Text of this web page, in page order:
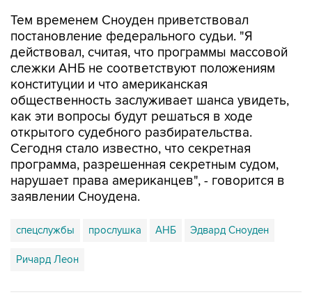
Тем временем Сноуден приветствовал
постановление федерального судьи. "Я
действовал, считая, что программы массовой
слежки АНБ не соответствуют положениям
конституции и что американская
общественность заслуживает шанса увидеть,
как эти вопросы будут решаться в ходе
открытого судебного разбирательства.
Сегодня стало известно, что секретная
программа, разрешенная секретным судом,
нарушает права американцев", - говорится в
заявлении Сноудена.
спецслужбы прослушка АНБ Эдвард Сноуден
Ричард Леон